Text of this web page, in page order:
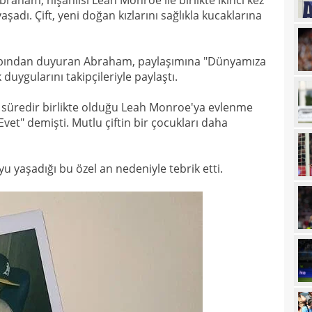
Çift, yeni doğan kızlarını sağlıkla kucaklarına
duyuran Abraham, paylaşımına "Dünyamıza
takipçileriyle paylaştı.
birlikte olduğu Leah Monroe'ya evlenme
demişti. Mutlu çiftin bir çocukları daha
yaşadığı bu özel an nedeniyle tebrik etti.
5